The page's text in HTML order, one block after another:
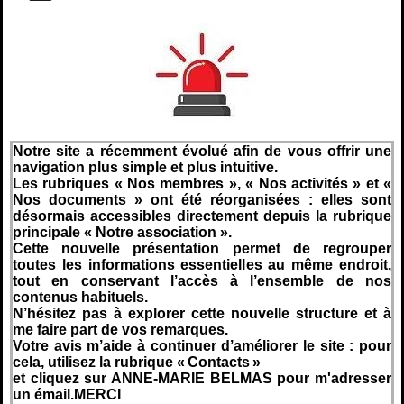
Notre site a récemment évolué afin de vous offrir une
navigation plus simple et plus intuitive.
Les rubriques « Nos membres », « Nos activités » et «
Nos documents » ont été réorganisées : elles sont
désormais accessibles directement depuis la rubrique
principale « Notre association ».
Cette nouvelle présentation permet de regrouper
toutes les informations essentielles au même endroit,
tout en conservant l’accès à l’ensemble de nos
contenus habituels.
N’hésitez pas à explorer cette nouvelle structure et à
me faire part de vos remarques.
Votre avis m’aide à continuer d’améliorer le site : pour
cela, utilisez la rubrique « Contacts »
et cliquez sur ANNE-MARIE BELMAS pour m'adresser
un émail.MERCI